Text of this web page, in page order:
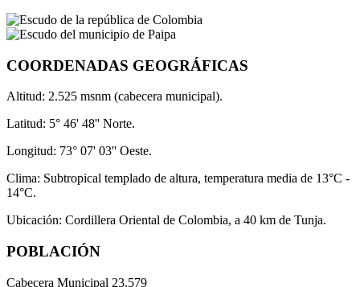
COORDENADAS GEOGRÁFICAS
Altitud: 2.525 msnm (cabecera municipal).
Latitud: 5° 46' 48'' Norte.
Longitud: 73° 07' 03'' Oeste.
Clima: Subtropical templado de altura, temperatura media de 13°C -
14°C.
Ubicación: Cordillera Oriental de Colombia, a 40 km de Tunja.
POBLACIÓN
Cabecera Municipal 23.579